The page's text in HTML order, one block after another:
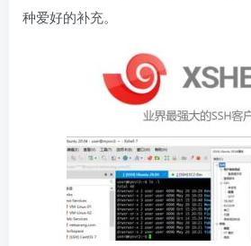
种爱好的补充。